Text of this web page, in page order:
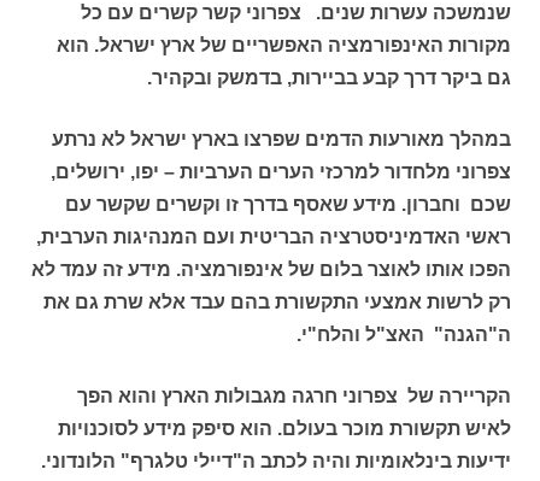
שנמשכה עשרות שנים. צפרוני קשר קשרים עם כל
מקורות האינפורמציה האפשריים של ארץ ישראל. הוא
גם ביקר דרך קבע בביירות, בדמשק ובקהיר.
במהלך מאורעות הדמים שפרצו בארץ ישראל לא נרתע
צפרוני מלחדור למרכזי הערים הערביות – יפו, ירושלים,
שכם וחברון. מידע שאסף בדרך זו וקשרים שקשר עם
ראשי האדמיניסטרציה הבריטית ועם המנהיגות הערבית,
הפכו אותו לאוצר בלום של אינפורמציה. מידע זה עמד לא
רק לרשות אמצעי התקשורת בהם עבד אלא שרת גם את
ה"הגנה" האצ"ל והלח"י.
הקריירה של צפרוני חרגה מגבולות הארץ והוא הפך
לאיש תקשורת מוכר בעולם. הוא סיפק מידע לסוכנויות
ידיעות בינלאומיות והיה לכתב ה"דיילי טלגרף" הלונדוני.